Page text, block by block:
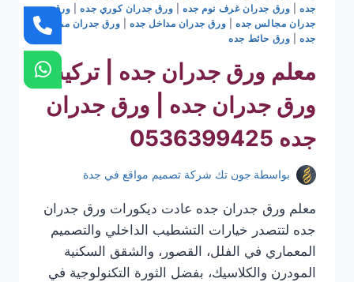
جده| ورق جدران غرف نوم جده ورق جدران كوري جده| ورق
جدران مجالس جده| ورق جدران مداخل جده
ورق جدران ممرات
جده| ورق حائط جده
معلم ورق جدران جده | تركيب
ورق جدران جده | ورق جدران
جده 0536399425
بواسطة جون تك شركة تصميم مواقع في جدة
معلم ورق جدران جده عادت ديكورات ورق جدران
جده لتتصدر خيارات التشطيب الداخلي والتصميم
المعماري في الفلل، القصور، والشقق السكنية
المودرن والكلاسيك، بفضل الثورة التكنولوجية في